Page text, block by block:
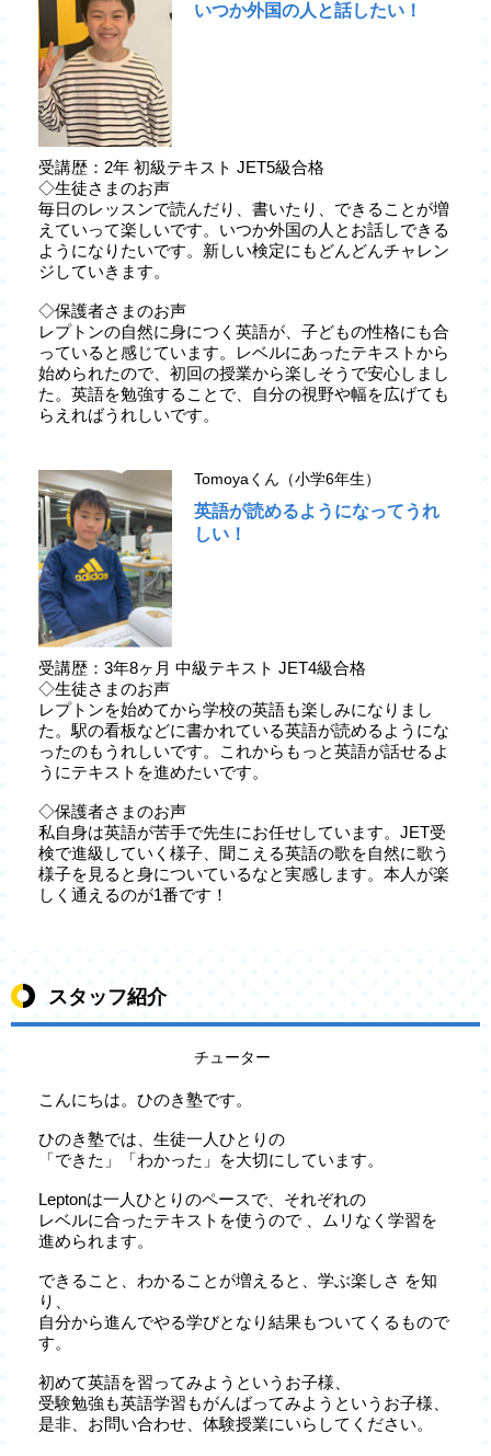
いつか外国の人と話したい！
受講歴：2年 初級テキスト JET5級合格
◇生徒さまのお声
毎日のレッスンで読んだり、書いたり、できることが増
えていって楽しいです。いつか外国の人とお話しできる
ようになりたいです。新しい検定にもどんどんチャレン
ジしていきます。
◇保護者さまのお声
レプトンの自然に身につく英語が、子どもの性格にも合
っていると感じています。レベルにあったテキストから
始められたので、初回の授業から楽しそうで安心しまし
た。英語を勉強することで、自分の視野や幅を広げても
らえればうれしいです。
Tomoyaくん（小学6年生）
英語が読めるようになってうれ
しい！
受講歴：3年8ヶ月 中級テキスト JET4級合格
◇生徒さまのお声
レプトンを始めてから学校の英語も楽しみになりまし
た。駅の看板などに書かれている英語が読めるようにな
ったのもうれしいです。これからもっと英語が話せるよ
うにテキストを進めたいです。
◇保護者さまのお声
私自身は英語が苦手で先生にお任せしています。JET受
検で進級していく様子、聞こえる英語の歌を自然に歌う
様子を見ると身についているなと実感します。本人が楽
しく通えるのが1番です！
スタッフ紹介
チューター
こんにちは。ひのき塾です。
ひのき塾では、生徒一人ひとりの
「できた」「わかった」を大切にしています。
Leptonは一人ひとりのペースで、それぞれの
レベルに合ったテキストを使うので 、ムリなく学習を
進められます。
できること、わかることが増えると、学ぶ楽しさ を知
り、
自分から進んでやる学びとなり結果もついてくるもので
す。
初めて英語を習ってみようというお子様、
受験勉強も英語学習もがんばってみようというお子様、
是非、お問い合わせ、体験授業にいらしてください。